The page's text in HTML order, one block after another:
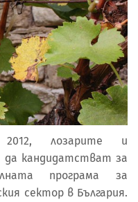
лозарите и
да кандидатстват за
програма за
сектор в България.